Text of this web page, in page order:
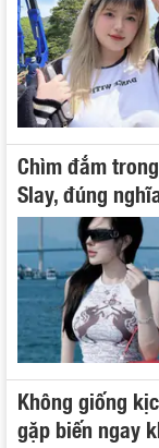
Chìm đắm
Slay, đúng
Không giống
gặp biến ngay